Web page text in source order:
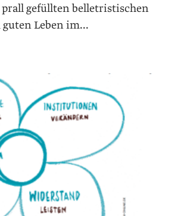
gefüllten belletristischen
Leben im...